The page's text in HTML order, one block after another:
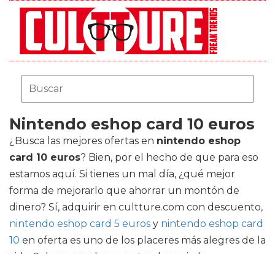
Nintendo eshop card 10 euros
¿Busca las mejores ofertas en nintendo eshop
card 10 euros? Bien, por el hecho de que para eso
estamos aquí. Si tienes un mal día, ¿qué mejor
forma de mejorarlo que ahorrar un montón de
dinero? Sí, adquirir en cultture.com con descuento,
nintendo eshop card 5 euros y nintendo eshop card
10 en oferta es uno de los placeres más alegres de la